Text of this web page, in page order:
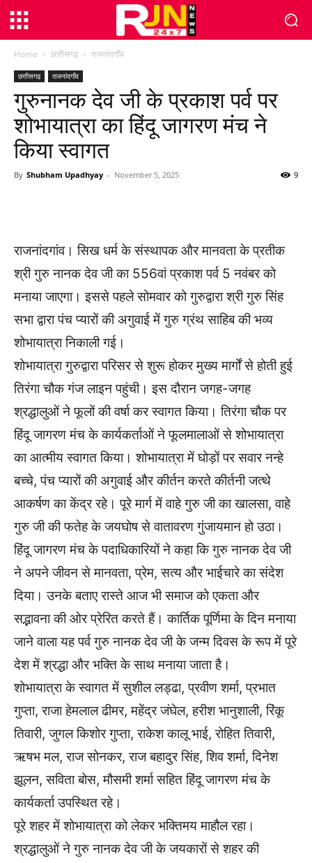
Home छत्तीसगढ़ राजनांदगाँव
छत्तीसगढ़ राजनांदगाँव
गुरुनानक देव जी के प्रकाश पर्व पर
शोभायात्रा का हिंदू जागरण मंच ने
किया स्वागत
By Shubham Upadhyay - November 5, 2025 9
राजनांदगांव। सिख धर्म के संस्थापक और मानवता के प्रतीक
श्री गुरु नानक देव जी का 556वां प्रकाश पर्व 5 नवंबर को
मनाया जाएगा। इससे पहले सोमवार को गुरुद्वारा श्री गुरु सिंह
सभा द्वारा पंच प्यारों की अगुवाई में गुरु ग्रंथ साहिब की भव्य
शोभायात्रा निकाली गई।
शोभायात्रा गुरुद्वारा परिसर से शुरू होकर मुख्य मार्गों से होती हुई
तिरंगा चौक गंज लाइन पहुंची। इस दौरान जगह-जगह
श्रद्धालुओं ने फूलों की वर्षा कर स्वागत किया। तिरंगा चौक पर
हिंदू जागरण मंच के कार्यकर्ताओं ने फूलमालाओं से शोभायात्रा
का आत्मीय स्वागत किया। शोभायात्रा में घोड़ों पर सवार नन्हे
बच्चे, पंच प्यारों की अगुवाई और कीर्तन करते कीर्तनी जत्थे
आकर्षण का केंद्र रहे। पूरे मार्ग में वाहे गुरु जी का खालसा, वाहे
गुरु जी की फतेह के जयघोष से वातावरण गुंजायमान हो उठा।
हिंदू जागरण मंच के पदाधिकारियों ने कहा कि गुरु नानक देव जी
ने अपने जीवन से मानवता, प्रेम, सत्य और भाईचारे का संदेश
दिया। उनके बताए रास्ते आज भी समाज को एकता और
सद्भावना की ओर प्रेरित करते हैं। कार्तिक पूर्णिमा के दिन मनाया
जाने वाला यह पर्व गुरु नानक देव जी के जन्म दिवस के रूप में पूरे
देश में श्रद्धा और भक्ति के साथ मनाया जाता है।
शोभायात्रा के स्वागत में सुशील लड्ढा, प्रवीण शर्मा, प्रभात
गुप्ता, राजा हेमलाल ढीमर, महेंद्र जंघेल, हरीश भानुशाली, रिंकू
तिवारी, जुगल किशोर गुप्ता, राकेश कालू भाई, रोहित तिवारी,
ऋषभ मल, राज सोनकर, राज बहादुर सिंह, शिव शर्मा, दिनेश
झूलन, सविता बोस, मौसमी शर्मा सहित हिंदू जागरण मंच के
कार्यकर्ता उपस्थित रहे।
पूरे शहर में शोभायात्रा को लेकर भक्तिमय माहौल रहा।
श्रद्धालुओं ने गुरु नानक देव जी के जयकारों से शहर की